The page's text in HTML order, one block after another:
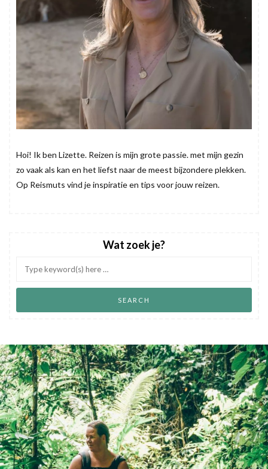
Hoi! Ik ben Lizette. Reizen is mijn grote passie. met mijn gezin
zo vaak als kan en het liefst naar de meest bijzondere plekken.
Op Reismuts vind je inspiratie en tips voor jouw reizen.
Wat zoek je?